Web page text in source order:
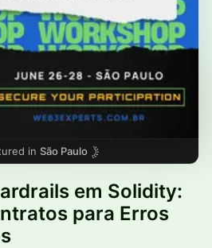
in São Paulo
em Solidity:
para Erros